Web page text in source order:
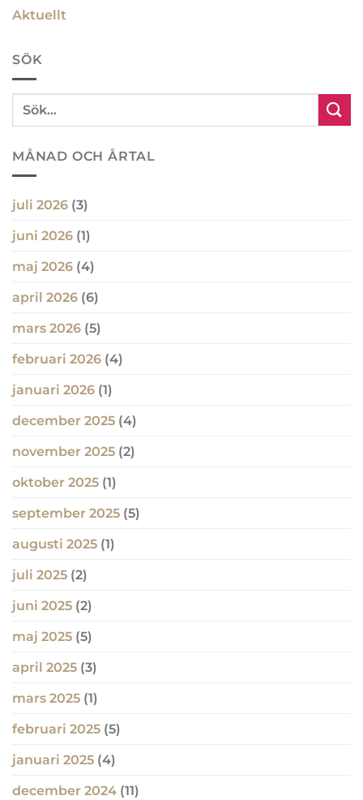
Aktuellt
SÖK
MÅNAD OCH ÅRTAL
juli 2026 (3)
juni 2026 (1)
maj 2026 (4)
april 2026 (6)
mars 2026 (5)
februari 2026 (4)
januari 2026 (1)
december 2025 (4)
november 2025 (2)
oktober 2025 (1)
september 2025 (5)
augusti 2025 (1)
juli 2025 (2)
juni 2025 (2)
maj 2025 (5)
april 2025 (3)
mars 2025 (1)
februari 2025 (5)
januari 2025 (4)
december 2024 (11)